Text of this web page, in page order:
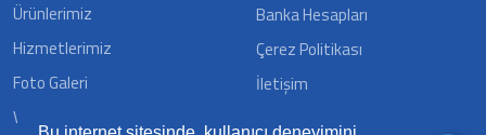
Ürünlerimiz
Hizmetlerimiz
Foto Galeri
Video Galeri
Banka Hesapları
Çerez Politikası
İletişim